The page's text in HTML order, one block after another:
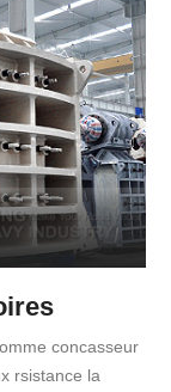
concasseur
rsistance la